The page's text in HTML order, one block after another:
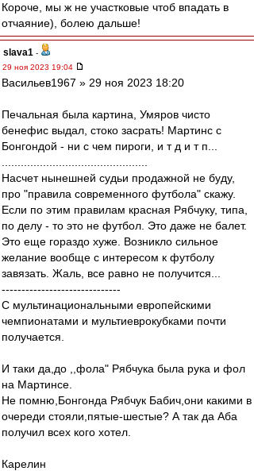
Короче, мы ж не участковые чтоб впадать в
отчаяние), болею дальше!
slava1 -
29 ноя 2023 19:04
Васильев1967 » 29 ноя 2023 18:20
Печальная была картина, Умяров чисто
бенефис выдал, стоко засрать! Мартинс с
Бонгондой - ни с чем пироги, и т д и т п...
Насчет нынешней судьи продажной не буду,
про "правила современного футбола" скажу.
Если по этим правилам красная Рябчуку, типа,
по делу - то это не футбол. Это даже не балет.
Это еще гораздо хуже. Возникло сильное
желание вообще с интересом к футболу
завязать. Жаль, все равно не получится...
------------------------------
С мультинациональными европейскими
чемпионатами и мультиеврокубками почти
получается.
И таки да,до ,,фола" Рябчука была рука и фол
на Мартинсе.
Не помню,Бонгонда Рябчук Бабич,они какими в
очереди стояли,пятые-шестые? А так да Аба
получил всех кого хотел.
Карелин